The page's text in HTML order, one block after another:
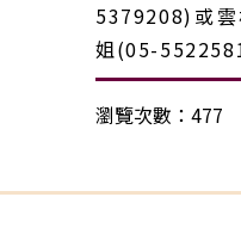
5379208)或
姐(05-
瀏覽次數：477